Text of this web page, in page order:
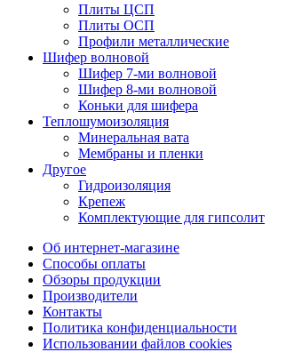
Плиты ЦСП
Плиты ОСП
Профили металлические
Шифер волновой
Шифер 7-ми волновой
Шифер 8-ми волновой
Коньки для шифера
Теплошумоизоляция
Минеральная вата
Мембраны и пленки
Другое
Гидроизоляция
Крепеж
Комплектующие для гипсолит
Об интернет-магазине
Способы оплаты
Обзоры продукции
Производители
Контакты
Политика конфиденциальности
Использовании файлов cookies